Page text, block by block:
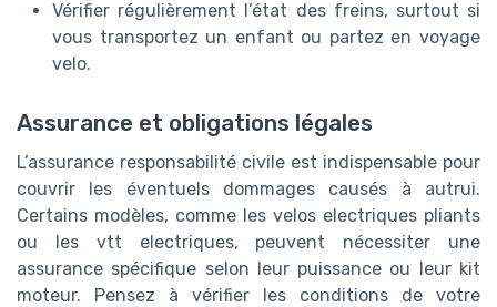
Vérifier régulièrement l’état des freins, surtout si
vous transportez un enfant ou partez en voyage
velo.
Assurance et obligations légales
L’assurance responsabilité civile est indispensable pour
couvrir les éventuels dommages causés à autrui.
Certains modèles, comme les velos electriques pliants
ou les vtt electriques, peuvent nécessiter une
assurance spécifique selon leur puissance ou leur kit
moteur. Pensez à vérifier les conditions de votre